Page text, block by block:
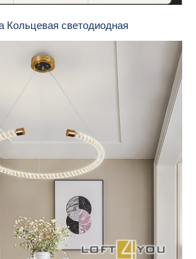
Кольцевая светодиодная